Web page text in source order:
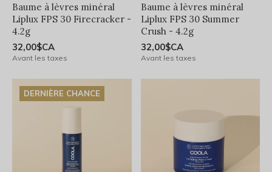
Baume à lèvres minéral
Liplux FPS 30 Firecracker -
4.2g
32,00$CA
Avant les taxes
Baume à lèvres minéral
Liplux FPS 30 Summer
Crush - 4.2g
32,00$CA
Avant les taxes
DERNIÈRE CHANCE